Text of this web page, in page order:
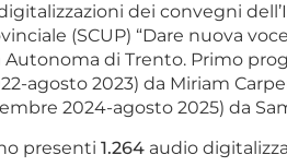
dei convegni
(SCUP) “Dare nuova
Autonoma di Trento. Primo
agosto 2023) da Miriam
2024-agosto 2025) da
presenti 1.264 audio